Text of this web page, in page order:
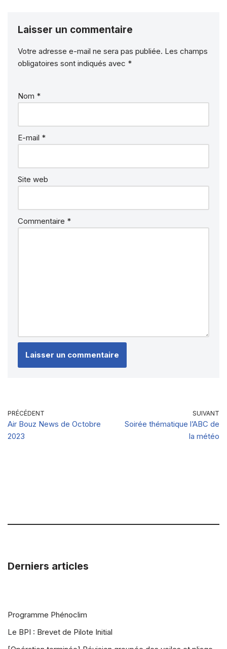
Laisser un commentaire
Votre adresse e-mail ne sera pas publiée. Les champs
obligatoires sont indiqués avec *
Nom *
E-mail *
Site web
Commentaire *
PRÉCÉDENT
Air Bouz News de Octobre
2023
SUIVANT
Soirée thématique l’ABC de
la météo
Derniers articles
Programme Phénoclim
Le BPI : Brevet de Pilote Initial